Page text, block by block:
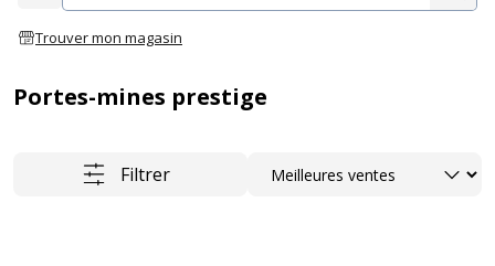
Trouver mon magasin
Portes-mines prestige
Filtrer Trier